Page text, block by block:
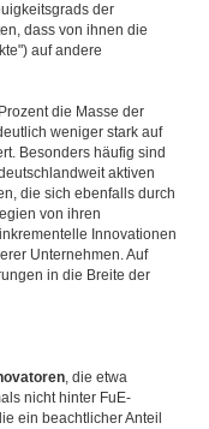
der
dass von ihnen die
auf andere
die Masse der
weniger stark auf
Besonders häufig sind
aktiven
die sich ebenfalls durch
von ihren
Innovationen
Unternehmen. Auf
in die Breite der
, die etwa
nicht hinter FuE-
ein beachtlicher Anteil